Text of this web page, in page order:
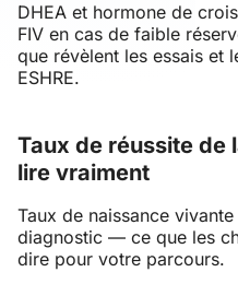
DHEA et hormone de
FIV en cas de faible
que révèlent les essais et
ESHRE.
Taux de réussite de
lire vraiment
Taux de naissance
diagnostic — ce que les
dire pour votre parcours.